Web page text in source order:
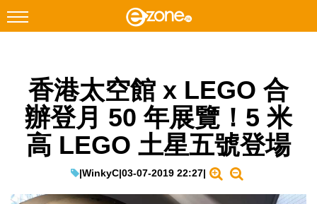
Facebook Instagram
科技焦點
網絡生活
教學評測
香港太空館 x LEGO 合
辦登月 50 年展覽！5 米
高 LEGO 土星五號登場
|WinkyC|03-07-2019 22:27|